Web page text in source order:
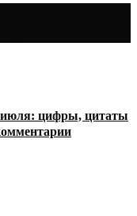
июля: цифры, цитаты